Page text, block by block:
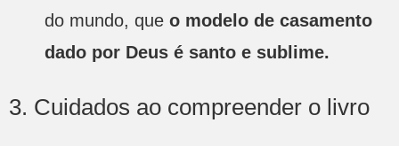
do mundo, que o modelo de casamento
dado por Deus é santo e sublime.
3. Cuidados ao compreender o livro